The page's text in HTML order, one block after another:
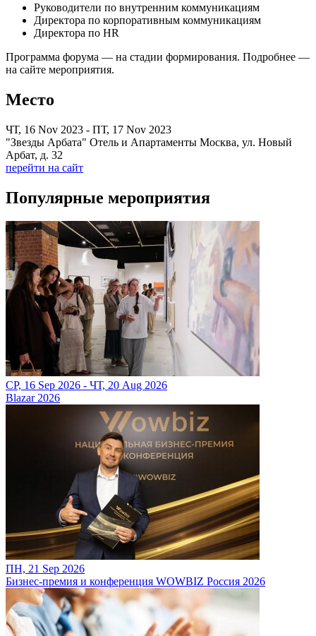
Руководители по внутренним коммуникациям
Директора по корпоративным коммуникациям
Директора по HR
Программа форума — на стадии формирования. Подробнее —
на сайте мероприятия.
Место
ЧТ, 16 Nov 2023 - ПТ, 17 Nov 2023
"Звезды Арбата" Отель и Апартаменты Москва, ул. Новый
Арбат, д. 32
перейти на сайт
Популярные мероприятия
СР, 16 Sep 2026 - ЧТ, 20 Aug 2026
Blazar 2026
ПН, 21 Sep 2026
Бизнес-премия и конференция WOWBIZ Россия 2026